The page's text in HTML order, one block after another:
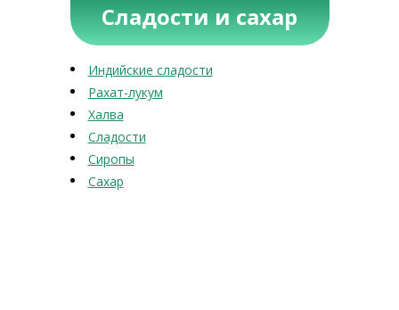
Сладости и сахар
Индийские сладости
Рахат-лукум
Халва
Сладости
Сиропы
Сахар